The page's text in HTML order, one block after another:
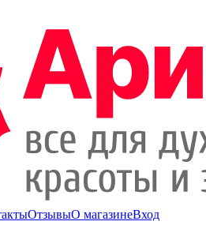
ОтзывыО магазинеВход